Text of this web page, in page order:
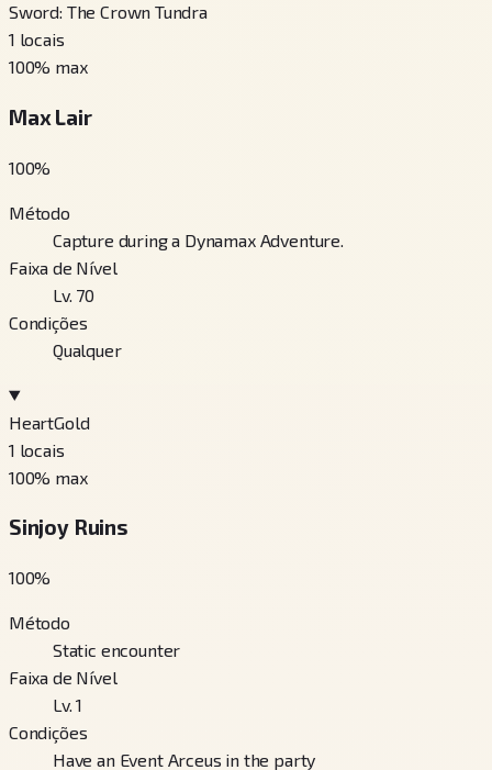
Sword: The Crown Tundra
1 locais
100% max
Max Lair
100%
Método
Capture during a Dynamax Adventure.
Faixa de Nível
Lv. 70
Condições
Qualquer
HeartGold
1 locais
100% max
Sinjoy Ruins
100%
Método
Static encounter
Faixa de Nível
Lv. 1
Condições
Have an Event Arceus in the party